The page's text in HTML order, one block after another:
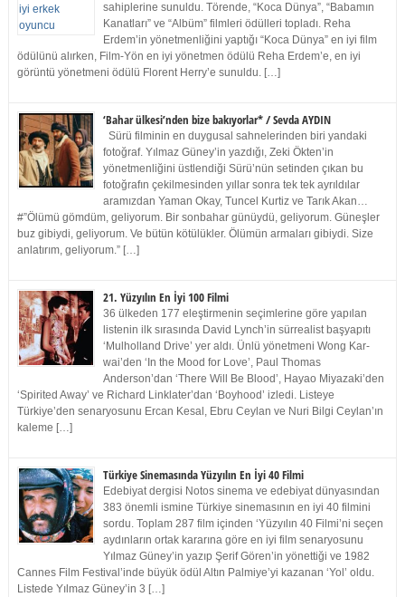
sahiplerine sunuldu. Törende, “Koca Dünya”, “Babamın
Kanatları” ve “Albüm” filmleri ödülleri topladı. Reha
Erdem’in yönetmenliğini yaptığı “Koca Dünya” en iyi film
ödülünü alırken, Film-Yön en iyi yönetmen ödülü Reha Erdem’e, en iyi
görüntü yönetmeni ödülü Florent Herry’e sunuldu. […]
‘Bahar ülkesi’nden bize bakıyorlar* / Sevda AYDIN
Sürü filminin en duygusal sahnelerinden biri yandaki
fotoğraf. Yılmaz Güney’in yazdığı, Zeki Ökten’in
yönetmenliğini üstlendiği Sürü’nün setinden çıkan bu
fotoğrafın çekilmesinden yıllar sonra tek tek ayrıldılar
aramızdan Yaman Okay, Tuncel Kurtiz ve Tarık Akan…
#”Ölümü gömdüm, geliyorum. Bir sonbahar günüydü, geliyorum. Güneşler
buz gibiydi, geliyorum. Ve bütün kötülükler. Ölümün armaları gibiydi. Size
anlatırım, geliyorum.” […]
21. Yüzyılın En İyi 100 Filmi
36 ülkeden 177 eleştirmenin seçimlerine göre yapılan
listenin ilk sırasında David Lynch’in sürrealist başyapıtı
‘Mulholland Drive’ yer aldı. Ünlü yönetmeni Wong Kar-
wai’den ‘In the Mood for Love’, Paul Thomas
Anderson’dan ‘There Will Be Blood’, Hayao Miyazaki’den
‘Spirited Away’ ve Richard Linklater’dan ‘Boyhood’ izledi. Listeye
Türkiye’den senaryosunu Ercan Kesal, Ebru Ceylan ve Nuri Bilgi Ceylan’ın
kaleme […]
Türkiye Sinemasında Yüzyılın En İyi 40 Filmi
Edebiyat dergisi Notos sinema ve edebiyat dünyasından
383 önemli ismine Türkiye sinemasının en iyi 40 filmini
sordu. Toplam 287 film içinden ‘Yüzyılın 40 Filmi’ni seçen
aydınların ortak kararına göre en iyi film senaryosunu
Yılmaz Güney’in yazıp Şerif Gören’in yönettiği ve 1982
Cannes Film Festival’inde büyük ödül Altın Palmiye’yi kazanan ‘Yol’ oldu.
Listede Yılmaz Güney’in 3 […]